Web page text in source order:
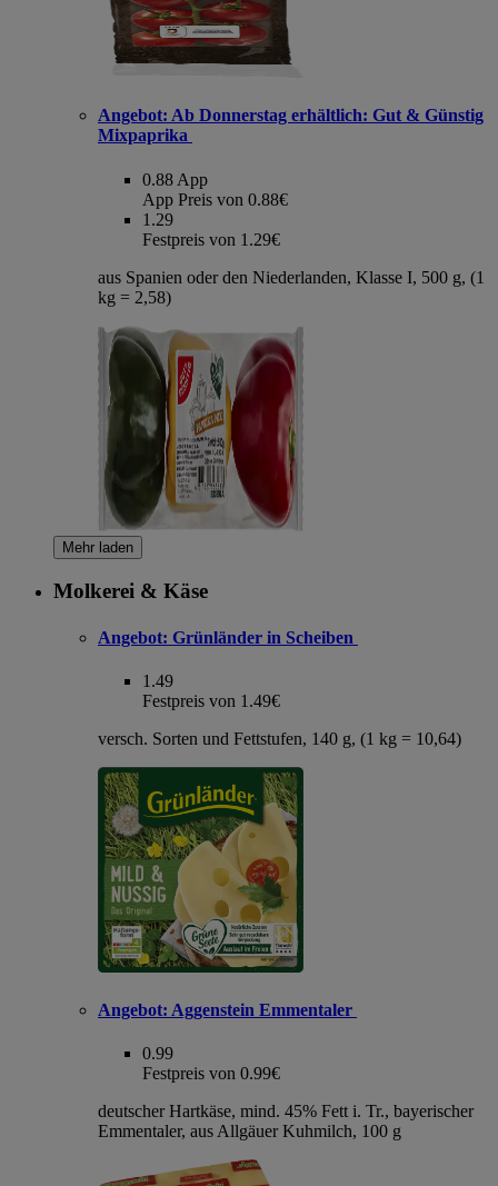
Angebot: Ab Donnerstag erhältlich: Gut & Günstig
Mixpaprika
0.88 App
App Preis von 0.88€
1.29
Festpreis von 1.29€
aus Spanien oder den Niederlanden, Klasse I, 500 g, (1
kg = 2,58)
Mehr laden
Molkerei & Käse
Angebot: Grünländer in Scheiben
1.49
Festpreis von 1.49€
versch. Sorten und Fettstufen, 140 g, (1 kg = 10,64)
Angebot: Aggenstein Emmentaler
0.99
Festpreis von 0.99€
deutscher Hartkäse, mind. 45% Fett i. Tr., bayerischer
Emmentaler, aus Allgäuer Kuhmilch, 100 g